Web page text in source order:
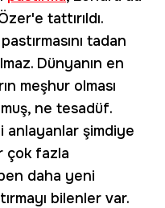
tattırıldı.
tadan
Dünyanın en
meşhur olması
ne tesadüf.
anlayanlar şimdiye
çok fazla
daha yeni
bilenler var.